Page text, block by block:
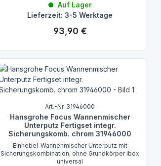
Auf Lager
Lieferzeit: 3-5 Werktage
Regulärer Preis:
93,90 €
Art.-Nr. 31946000
Hansgrohe Focus Wannenmischer
Unterputz Fertigset integr.
Sicherungskomb. chrom 31946000
Einhebel-Wannenmischer Unterputz mit
Sicherungskombination, ohne Grundkörper ibox
universal